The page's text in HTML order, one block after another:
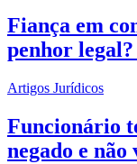
Fiança em
penhor
Artigos Jurídicos
Funcionário
negado e